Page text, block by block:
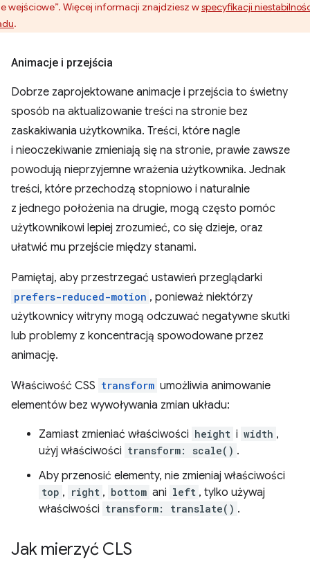
wejściowe”. Więcej informacji znajdziesz wspecyfikacji
.
Animacje i przejścia
Dobrze zaprojektowane animacje i przejścia to świetny
sposób na aktualizowanie treści na stronie bez
zaskakiwania użytkownika. Treści, które nagle
i nieoczekiwanie zmieniają się na stronie, prawie zawsze
powodują nieprzyjemne wrażenia użytkownika. Jednak
treści, które przechodzą stopniowo i naturalnie
z jednego położenia na drugie, mogą często pomóc
użytkownikowi lepiej zrozumieć, co się dzieje, oraz
ułatwić mu przejście między stanami.
Pamiętaj, aby przestrzegać ustawień przeglądarki
prefers-reduced-motion , ponieważ niektórzy
użytkownicy witryny mogą odczuwać negatywne skutki
lub problemy z koncentracją spowodowane przez
animację.
Właściwość CSS transform umożliwia animowanie
elementów bez wywoływania zmian układu:
Zamiast zmieniać właściwości height i width ,
użyj właściwości transform: scale() .
Aby przenosić elementy, nie zmieniaj właściwości
top , right , bottom ani left , tylko używaj
właściwości transform: translate() .
Jak mierzyć CLS